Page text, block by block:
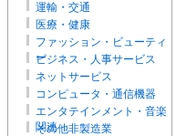
運輸・交通
医療・健康
ファッション・ビューティ
ー
ビジネス・人事サービス
ネットサービス
コンピュータ・通信機器
エンタテインメント・音楽
関連
その他非製造業